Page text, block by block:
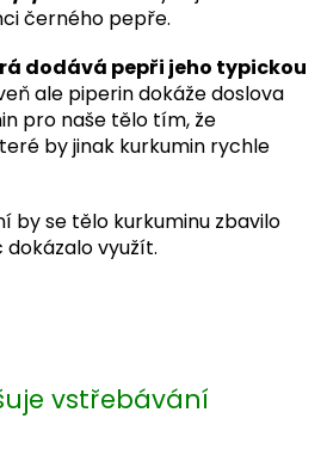
černého pepře.
dodává pepři jeho typickou
ale piperin dokáže doslova
pro naše tělo tím, že
by jinak kurkumin rychle
by se tělo kurkuminu zbavilo
využít.
vstřebávání